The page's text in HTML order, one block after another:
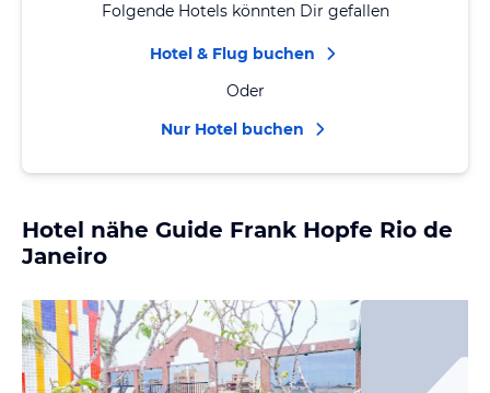
Folgende Hotels könnten Dir gefallen
Hotel & Flug buchen
Oder
Nur Hotel buchen
Hotel nähe Guide Frank Hopfe Rio de
Janeiro